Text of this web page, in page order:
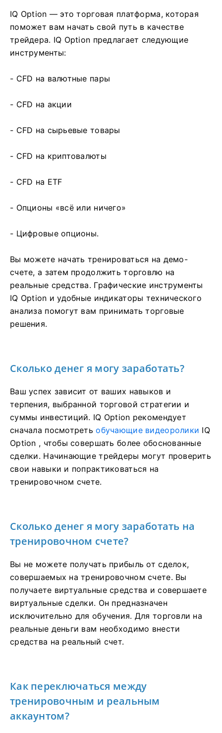
IQ Option — это торговая платформа, которая
поможет вам начать свой путь в качестве
трейдера. IQ Option предлагает следующие
инструменты:
- CFD на валютные пары
- CFD на акции
- CFD на сырьевые товары
- CFD на криптовалюты
- CFD на ETF
- Опционы «всё или ничего»
- Цифровые опционы.
Вы можете начать тренироваться на демо-
счете, а затем продолжить торговлю на
реальные средства. Графические инструменты
IQ Option и удобные индикаторы технического
анализа помогут вам принимать торговые
решения.
Сколько денег я могу заработать?
Ваш успех зависит от ваших навыков и
терпения, выбранной торговой стратегии и
суммы инвестиций. IQ Option рекомендует
сначала посмотретьобучающие видеоролики IQ
Option , чтобы совершать более обоснованные
сделки. Начинающие трейдеры могут проверить
свои навыки и попрактиковаться на
тренировочном счете.
Сколько денег я могу заработать на
тренировочном счете?
Вы не можете получать прибыль от сделок,
совершаемых на тренировочном счете. Вы
получаете виртуальные средства и совершаете
виртуальные сделки. Он предназначен
исключительно для обучения. Для торговли на
реальные деньги вам необходимо внести
средства на реальный счет.
Как переключаться между
тренировочным и реальным
аккаунтом?